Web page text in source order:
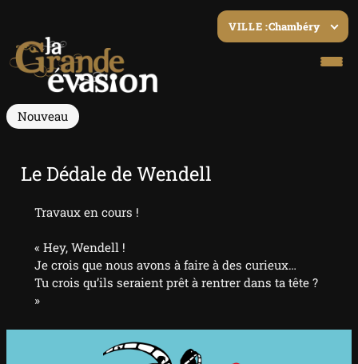
VILLE :Chambéry
Nouveau
Le Dédale de Wendell
Travaux en cours !
« Hey, Wendell !
Je crois que nous avons à faire à des curieux…
Tu crois qu’ils seraient prêt à rentrer dans ta tête ?
»